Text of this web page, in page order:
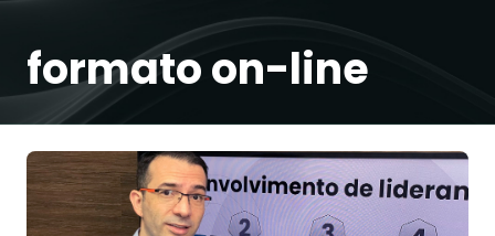
formato on-line